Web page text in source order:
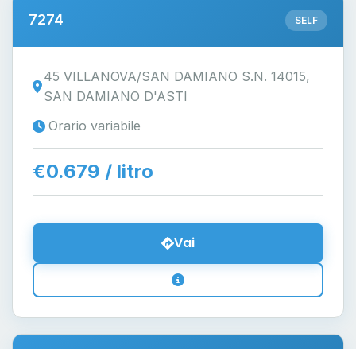
7274 SELF
45 VILLANOVA/SAN DAMIANO S.N. 14015,
SAN DAMIANO D'ASTI
Orario variabile
€0.679 / litro
Vai